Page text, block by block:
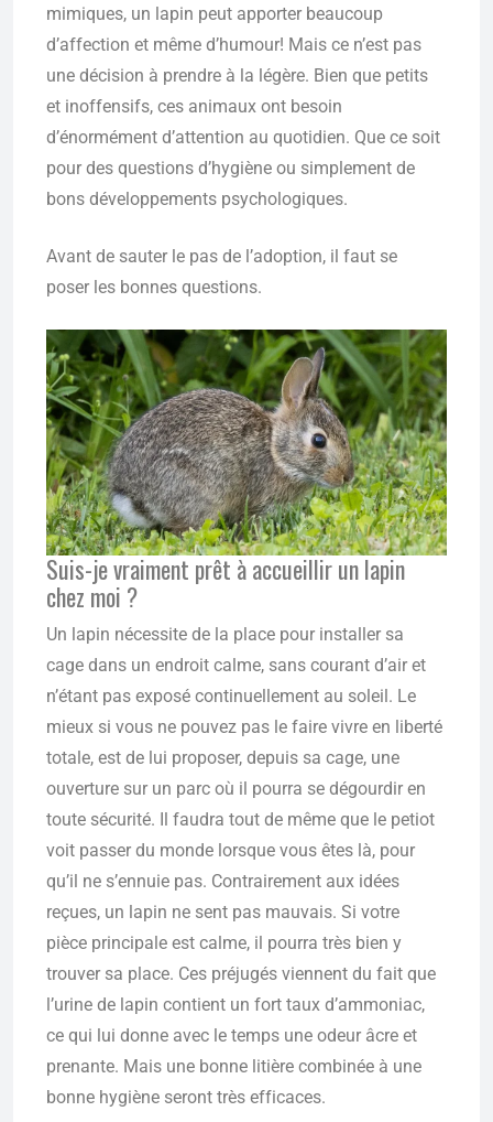
mimiques, un lapin peut apporter beaucoup
d’affection et même d’humour! Mais ce n’est pas
une décision à prendre à la légère. Bien que petits
et inoffensifs, ces animaux ont besoin
d’énormément d’attention au quotidien. Que ce soit
pour des questions d’hygiène ou simplement de
bons développements psychologiques.
Avant de sauter le pas de l’adoption, il faut se
poser les bonnes questions.
Suis-je vraiment prêt à accueillir un lapin
chez moi ?
Un lapin nécessite de la place pour installer sa
cage dans un endroit calme, sans courant d’air et
n’étant pas exposé continuellement au soleil. Le
mieux si vous ne pouvez pas le faire vivre en liberté
totale, est de lui proposer, depuis sa cage, une
ouverture sur un parc où il pourra se dégourdir en
toute sécurité. Il faudra tout de même que le petiot
voit passer du monde lorsque vous êtes là, pour
qu’il ne s’ennuie pas. Contrairement aux idées
reçues, un lapin ne sent pas mauvais. Si votre
pièce principale est calme, il pourra très bien y
trouver sa place. Ces préjugés viennent du fait que
l’urine de lapin contient un fort taux d’ammoniac,
ce qui lui donne avec le temps une odeur âcre et
prenante. Mais une bonne litière combinée à une
bonne hygiène seront très efficaces.